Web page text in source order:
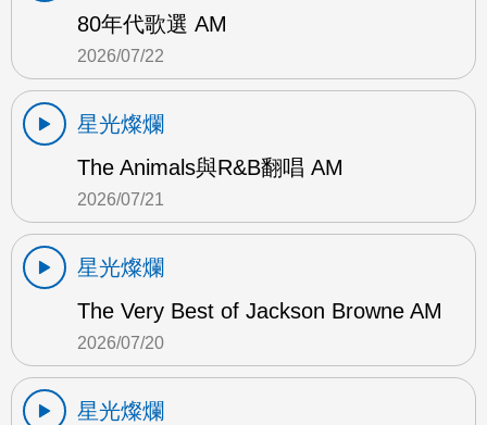
80年代歌選 AM
2026/07/22
星光燦爛
The Animals與R&B翻唱 AM
2026/07/21
星光燦爛
The Very Best of Jackson Browne AM
2026/07/20
星光燦爛